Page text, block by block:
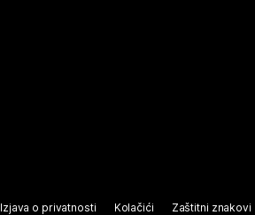
Izjava o privatnosti Kolačići Zaštitni znakovi